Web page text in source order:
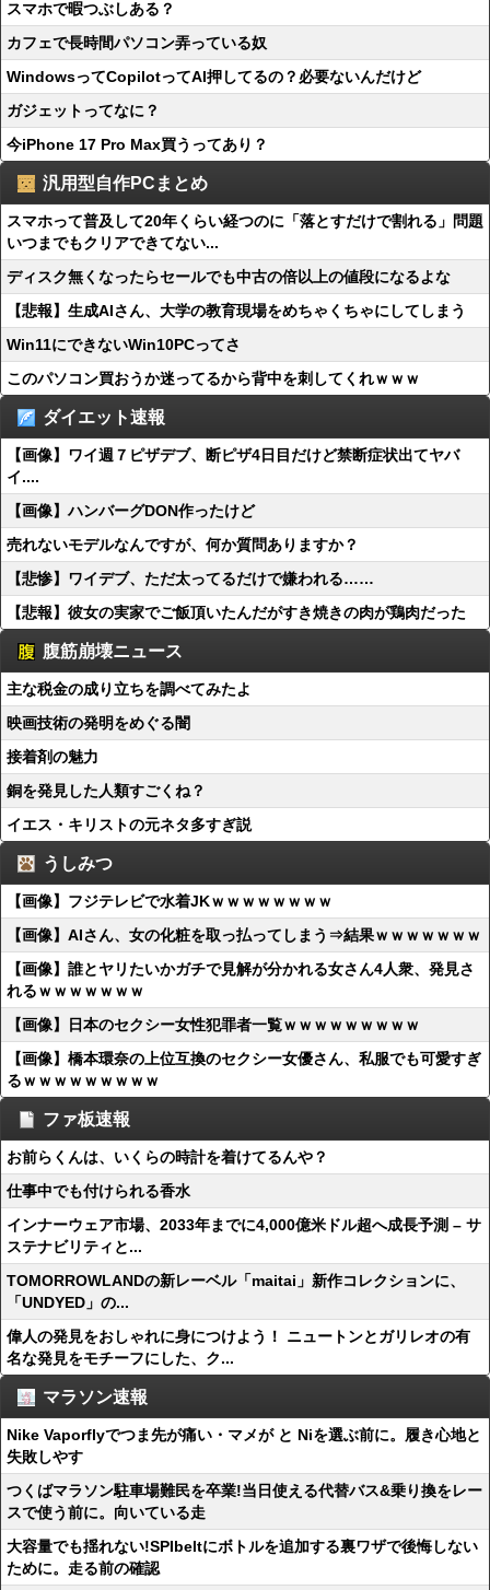
スマホで暇つぶしある？
カフェで長時間パソコン弄っている奴
WindowsってCopilotってAI押してるの？必要ないんだけど
ガジェットってなに？
今iPhone 17 Pro Max買うってあり？
汎用型自作PCまとめ
スマホって普及して20年くらい経つのに「落とすだけで割れる」問題
いつまでもクリアできてない...
ディスク無くなったらセールでも中古の倍以上の値段になるよな
【悲報】生成AIさん、大学の教育現場をめちゃくちゃにしてしまう
Win11にできないWin10PCってさ
このパソコン買おうか迷ってるから背中を刺してくれｗｗｗ
ダイエット速報
【画像】ワイ週７ピザデブ、断ピザ4日目だけど禁断症状出てヤバ
イ....
【画像】ハンバーグDON作ったけど
売れないモデルなんですが、何か質問ありますか？
【悲惨】ワイデブ、ただ太ってるだけで嫌われる……
【悲報】彼女の実家でご飯頂いたんだがすき焼きの肉が鶏肉だった
腹筋崩壊ニュース
主な税金の成り立ちを調べてみたよ
映画技術の発明をめぐる闇
接着剤の魅力
銅を発見した人類すごくね？
イエス・キリストの元ネタ多すぎ説
うしみつ
【画像】フジテレビで水着JKｗｗｗｗｗｗｗｗ
【画像】AIさん、女の化粧を取っ払ってしまう⇒結果ｗｗｗｗｗｗｗ
【画像】誰とヤリたいかガチで見解が分かれる女さん4人衆、発見さ
れるｗｗｗｗｗｗｗ
【画像】日本のセクシー女性犯罪者一覧ｗｗｗｗｗｗｗｗｗ
【画像】橋本環奈の上位互換のセクシー女優さん、私服でも可愛すぎ
るｗｗｗｗｗｗｗｗｗ
ファ板速報
お前らくんは、いくらの時計を着けてるんや？
仕事中でも付けられる香水
インナーウェア市場、2033年までに4,000億米ドル超へ成長予測 – サ
ステナビリティと...
TOMORROWLANDの新レーベル「maitai」新作コレクションに、
「UNDYED」の...
偉人の発見をおしゃれに身につけよう！ ニュートンとガリレオの有
名な発見をモチーフにした、ク...
マラソン速報
Nike Vaporflyでつま先が痛い・マメが と Niを選ぶ前に。履き心地と
失敗しやす
つくばマラソン駐車場難民を卒業!当日使える代替バス&乗り換をレー
スで使う前に。向いている走
大容量でも揺れない!SPIbeltにボトルを追加する裏ワザで後悔しない
ために。走る前の確認